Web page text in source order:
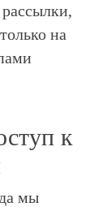
на
к
мы